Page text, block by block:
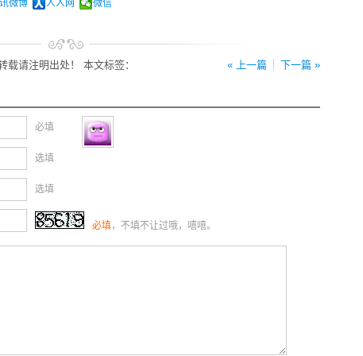
微博 人人网 微信
« 上一篇 下一篇 »
请注明出处！ 本文标签：
必填
选填
选填
必填，不填不让过哦，嘻嘻。